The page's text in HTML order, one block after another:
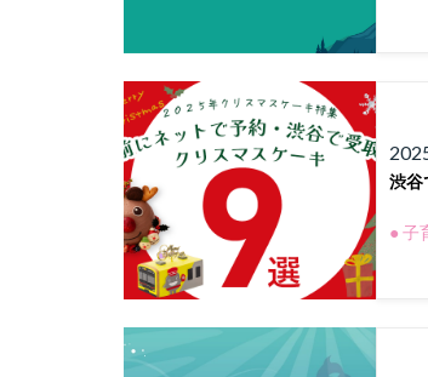
渋谷
● 子